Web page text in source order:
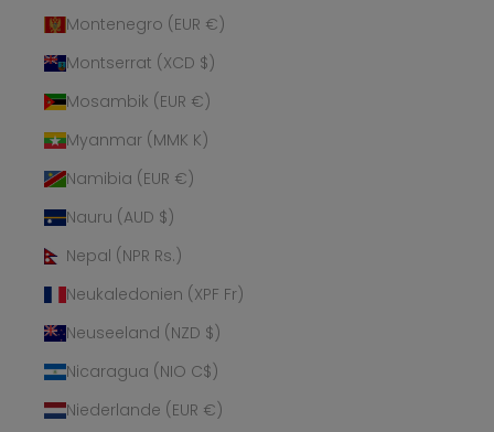
Montenegro (EUR €)
Montserrat (XCD $)
Mosambik (EUR €)
Myanmar (MMK K)
Namibia (EUR €)
Nauru (AUD $)
Nepal (NPR Rs.)
Neukaledonien (XPF Fr)
Neuseeland (NZD $)
Nicaragua (NIO C$)
Niederlande (EUR €)